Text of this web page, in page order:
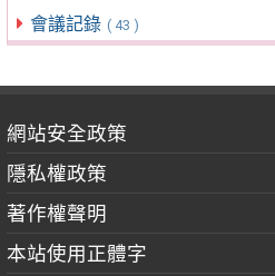
會議記錄 ( 43 )
網站安全政策
隱私權政策
著作權聲明
本站使用正體字